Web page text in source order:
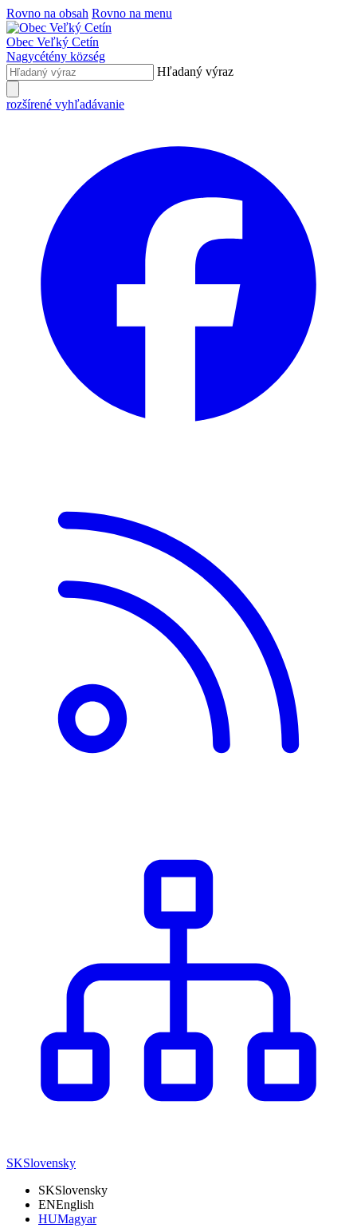
Rovno na obsah Rovno na menu
Obec Veľký Cetín
Nagycétény község
Hľadaný výraz
rozšírené vyhľadávanie
SKSlovensky
SKSlovensky
ENEnglish
HUMagyar